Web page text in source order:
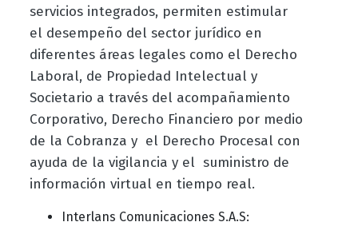
servicios integrados, permiten estimular
el desempeño del sector jurídico en
diferentes áreas legales como el Derecho
Laboral, de Propiedad Intelectual y
Societario a través del acompañamiento
Corporativo, Derecho Financiero por medio
de la Cobranza y el Derecho Procesal con
ayuda de la vigilancia y el suministro de
información virtual en tiempo real.
Interlans Comunicaciones S.A.S: